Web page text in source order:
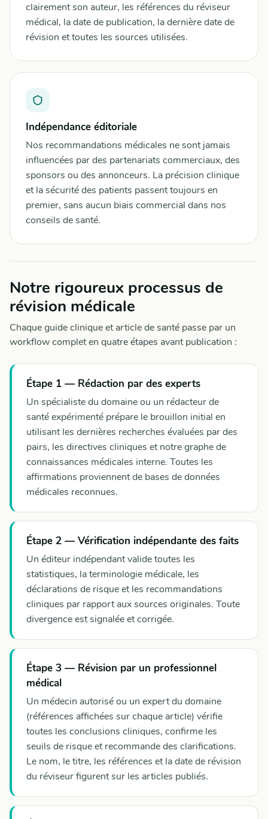
clairement son auteur, les références du réviseur
médical, la date de publication, la dernière date de
révision et toutes les sources utilisées.
Indépendance éditoriale
Nos recommandations médicales ne sont jamais
influencées par des partenariats commerciaux, des
sponsors ou des annonceurs. La précision clinique
et la sécurité des patients passent toujours en
premier, sans aucun biais commercial dans nos
conseils de santé.
Notre rigoureux processus de
révision médicale
Chaque guide clinique et article de santé passe par un
workflow complet en quatre étapes avant publication :
Étape 1 — Rédaction par des experts
Un spécialiste du domaine ou un rédacteur de
santé expérimenté prépare le brouillon initial en
utilisant les dernières recherches évaluées par des
pairs, les directives cliniques et notre graphe de
connaissances médicales interne. Toutes les
affirmations proviennent de bases de données
médicales reconnues.
Étape 2 — Vérification indépendante des faits
Un éditeur indépendant valide toutes les
statistiques, la terminologie médicale, les
déclarations de risque et les recommandations
cliniques par rapport aux sources originales. Toute
divergence est signalée et corrigée.
Étape 3 — Révision par un professionnel
médical
Un médecin autorisé ou un expert du domaine
(références affichées sur chaque article) vérifie
toutes les conclusions cliniques, confirme les
seuils de risque et recommande des clarifications.
Le nom, le titre, les références et la date de révision
du réviseur figurent sur les articles publiés.